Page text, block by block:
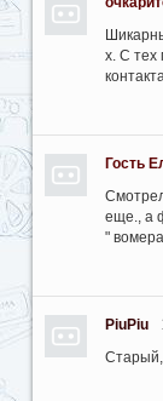
х. С
Гость
еще., а
"
PiuPiu